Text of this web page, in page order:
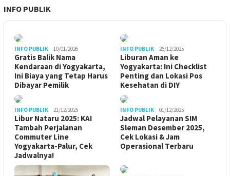
INFO PUBLIK
INFO PUBLIK 10/01/2026
Gratis Balik Nama
Kendaraan di Yogyakarta,
Ini Biaya yang Tetap Harus
Dibayar Pemilik
INFO PUBLIK 26/12/2025
Liburan Aman ke
Yogyakarta: Ini Checklist
Penting dan Lokasi Pos
Kesehatan di DIY
INFO PUBLIK 21/12/2025
Libur Nataru 2025: KAI
Tambah Perjalanan
Commuter Line
Yogyakarta-Palur, Cek
Jadwalnya!
INFO PUBLIK 01/12/2025
Jadwal Pelayanan SIM
Sleman Desember 2025,
Cek Lokasi & Jam
Operasional Terbaru